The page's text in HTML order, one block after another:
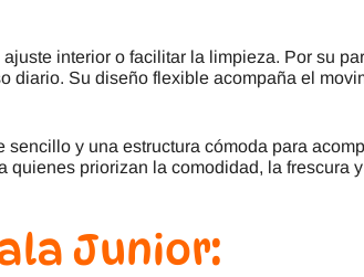
interior o facilitar la limpieza. Por su
diario. Su diseño flexible acompaña el
y una estructura cómoda para
priorizan la comodidad, la frescura
Junior: